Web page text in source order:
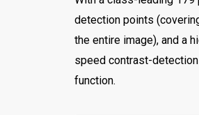
detection points
the entire image), and a
speed contrast-detection
function.